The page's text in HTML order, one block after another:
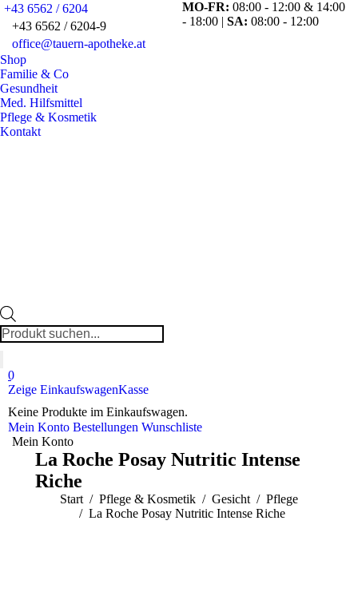
+43 6562 / 6204
+43 6562 / 6204-9
office@tauern-apotheke.at
MO-FR: 08:00 - 12:00 & 14:00
- 18:00 |SA:08:00 - 12:00
Shop
Familie & Co
Gesundheit
Med. Hilfsmittel
Pflege & Kosmetik
Kontakt
Products
search
0
Zeige EinkaufswagenKasse
Keine Produkte im Einkaufswagen.
Mein Konto Bestellungen Wunschliste
Mein Konto
La Roche Posay Nutritic Intense
Riche
Sie befinden sich hier:
Start Pflege & Kosmetik Gesicht
Pflege
La Roche Posay Nutritic Intense Riche